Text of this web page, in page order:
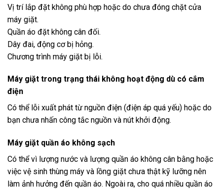
Vị trí lắp đặt không phù hợp hoặc do chưa đóng chặt cửa
máy giặt.
Quần áo đặt không cân đối.
Dây đai, động cơ bị hỏng.
Chương trình máy giặt bị lỗi.
Máy giặt trong trạng thái không hoạt động dù có cắm
điện
Có thể lỗi xuất phát từ nguồn điện (điện áp quá yếu) hoặc do
bạn chưa nhấn công tắc nguồn và nút khởi động.
Máy giặt quần áo không sạch
Có thể vì lượng nước và lượng quần áo không cân bằng hoặc
việc vệ sinh thùng máy và lồng giặt chưa thật kỹ lưỡng nên
làm ảnh hưởng đến quần áo. Ngoài ra, cho quá nhiều quần áo